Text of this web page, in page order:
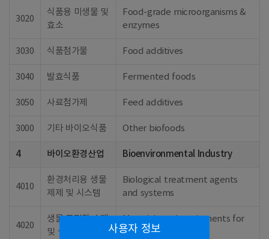
3020
식품용 미생물 및
효소
Food-grade microorganisms &
enzymes
3030 식품첨가물 Food additives
3040 발효식품 Fermented foods
3050 사료첨가제 Feed additives
3000 기타 바이오식품 Other biofoods
4 바이오환경산업 Bioenvironmental Industry
4010
환경처리용 생물
제제 및 시스템
Biological treatment agents
and systems
4020
생물 고정화 소재
및 설비
Materials and equipments for
bio immobilization
사용자 정보